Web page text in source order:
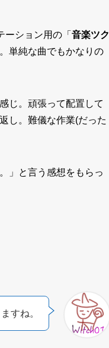
ション用の「 音楽ツク
単純な曲でもかなりの
じ。頑張って配置して
し。難儀な作業(だった
」と言う感想をもらっ
すね。